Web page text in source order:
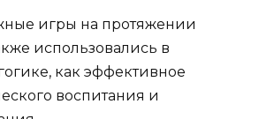
игры на протяжении
использовались в
как эффективное
воспитания и